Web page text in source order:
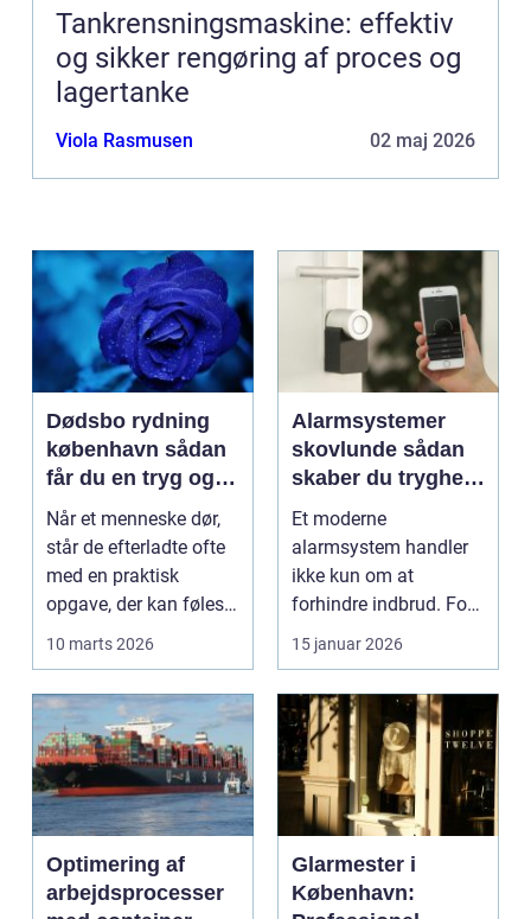
Tankrensningsmaskine: effektiv
og sikker rengøring af proces og
lagertanke
Viola Rasmusen 02 maj 2026
Dødsbo rydning
københavn sådan
får du en tryg og
effektiv løsning
Når et menneske dør,
står de efterladte ofte
med en praktisk
opgave, der kan føles
helt uoverskuelig...
10 marts 2026
Alarmsystemer
skovlunde sådan
skaber du tryghed
i hverdagen
Et moderne
alarmsystem handler
ikke kun om at
forhindre indbrud. For
mange familier og
virksomheder ...
15 januar 2026
Optimering af
arbejdsprocesser
Glarmester i
København: